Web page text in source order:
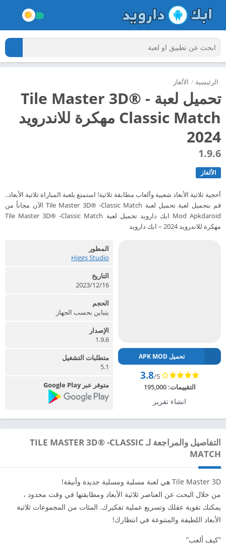
الرئيسية / الألغاز
تحميل لعبة Tile Master 3D® -
Classic Match مهكرة للاندرويد
2024
1.9.6
الألغاز
أحجية ثلاثية الأبعاد شعبية وألعاب مطابقة ثلاثية! استمتع بلعبة المباراة ثلاثية الأبعاد..
قم بتحميل لعبة تحميل لعبة Tile Master 3D® -Classic Match الآن مجاناً من
Mod Apkdaroid ابك دارويد تحميل لعبة Tile Master 3D® -Classic Match
مهكرة للاندرويد 2024 – ابك دارويد
تحميل APK MOD
3.8/5
التقييمات:195,000
انشاء تقرير
المطور
Higgs Studio‏
التاريخ
2023/12/16
الحجم
يتباين بحسب الجهاز
الإصدار
1.9.6
متطلبات التشغيل
5.1
متوفر عبر Google Play
التفاصيل والمراجعة لـ TILE MASTER 3D® -CLASSIC
MATCH
Tile Master 3D هي لعبة مسلية ومسلية جديدة وأنيقة!
من خلال البحث عن العناصر ثلاثية الأبعاد ومطابقتها في وقت محدود ،
يمكنك تقوية عقلك وتسريع عملية تفكيرك. المئات من المجموعات ثلاثية
الأبعاد اللطيفة والمتنوعة في انتظارك!
“كيف ألعب”